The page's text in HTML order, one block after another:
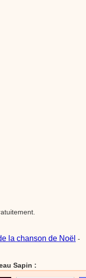
la chanson de Noël -
Sapin :